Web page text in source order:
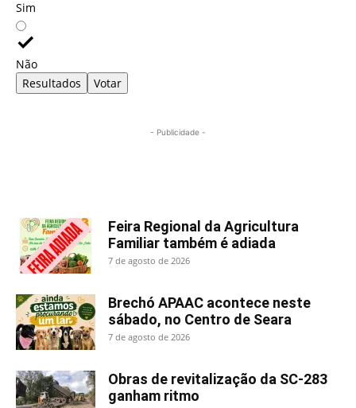
Sim
Não
Resultados
Votar
- Publicidade -
Feira Regional da Agricultura
Familiar também é adiada
7 de agosto de 2026
Brechó APAAC acontece neste
sábado, no Centro de Seara
7 de agosto de 2026
Obras de revitalização da SC-283
ganham ritmo